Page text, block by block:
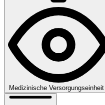
Medizinische Versorgungseinheit